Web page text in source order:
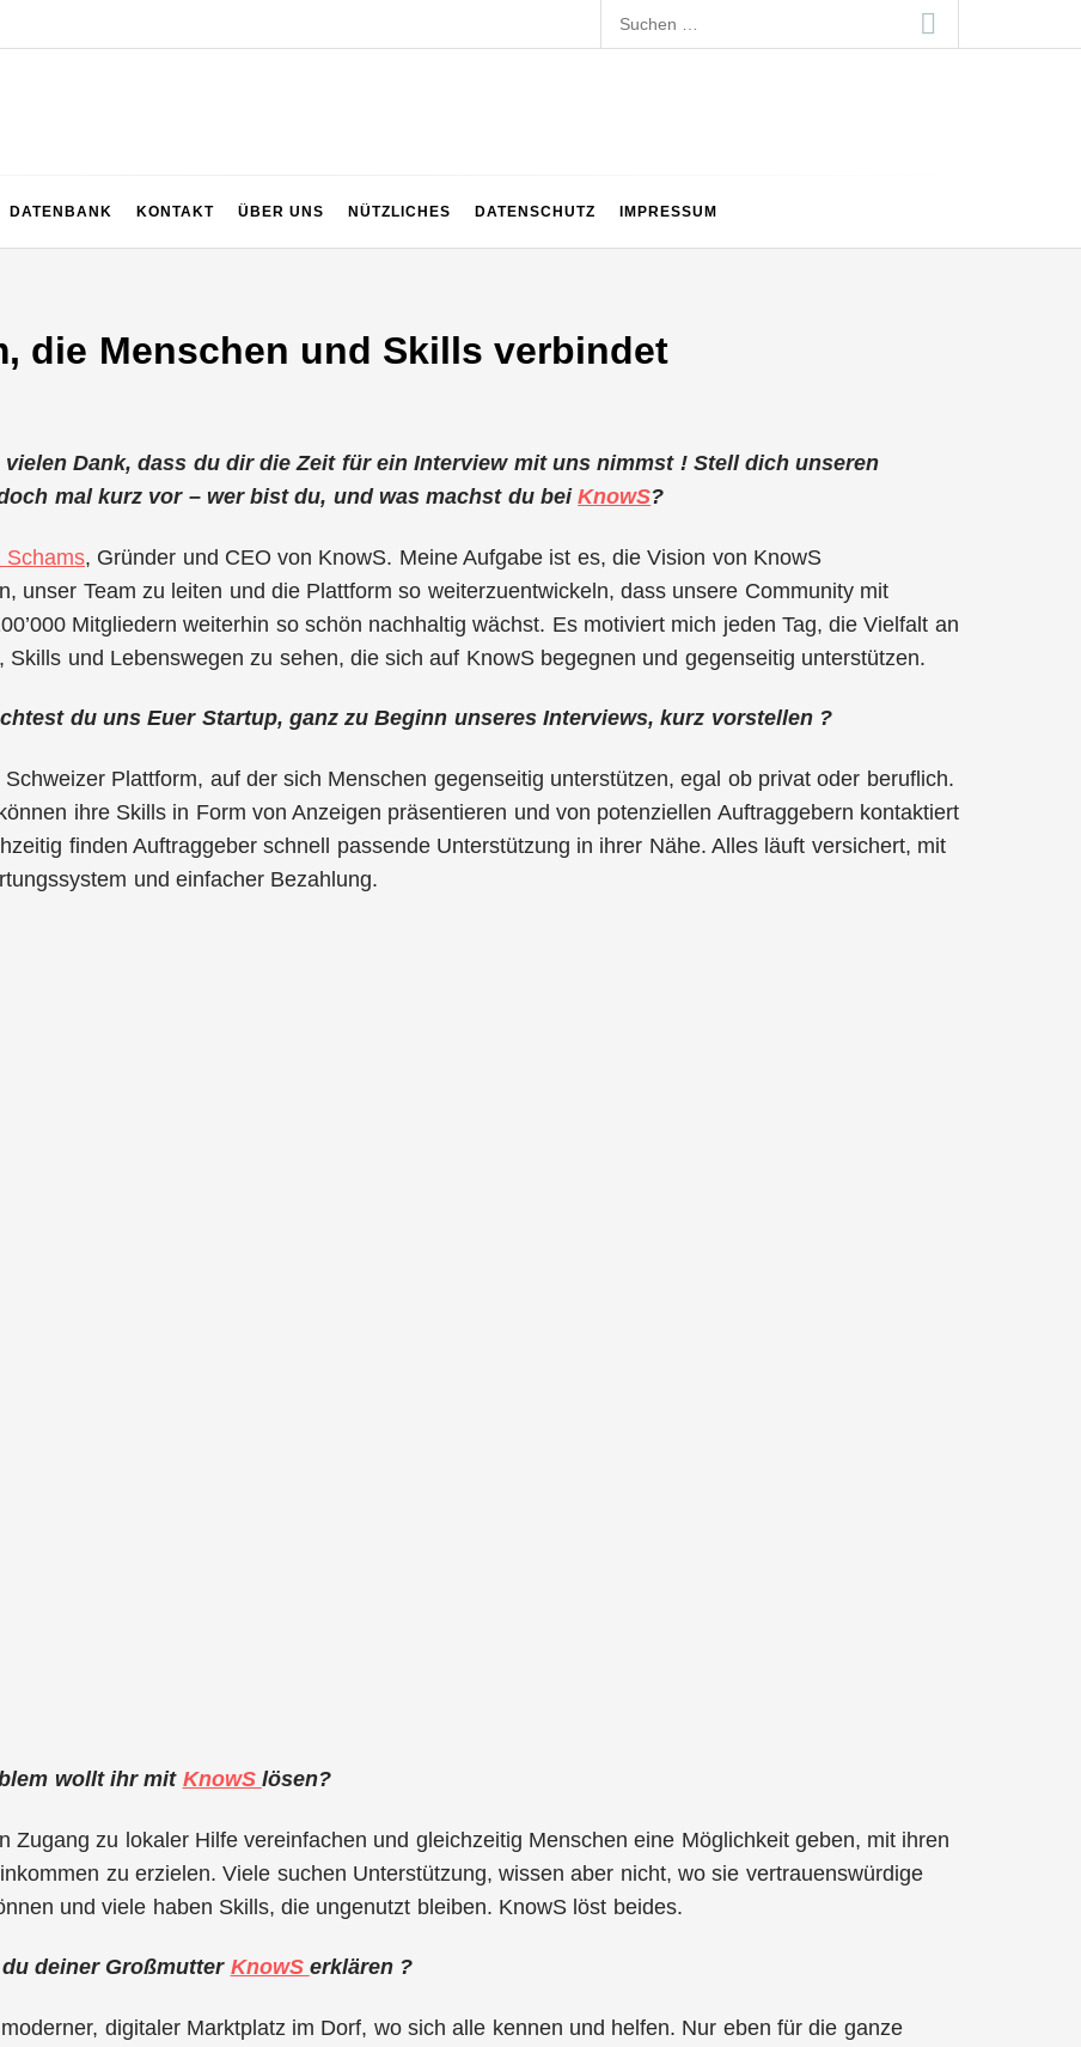
Suchen
nach:
DATENBANK KONTAKT ÜBER UNS NÜTZLICHES DATENSCHUTZ IMPRESSUM
die Menschen und Skills verbindet
vielen Dank, dass du dir die Zeit für ein Interview mit uns nimmst ! Stell dich unseren
mal kurz vor – wer bist du, und was machst du beiKnowS?
Schams, Gründer und CEO von KnowS. Meine Aufgabe ist es, die Vision von KnowS
unser Team zu leiten und die Plattform so weiterzuentwickeln, dass unsere Community mit
Mitgliedern weiterhin so schön nachhaltig wächst. Es motiviert mich jeden Tag, die Vielfalt an
Skills und Lebenswegen zu sehen, die sich auf KnowS begegnen und gegenseitig unterstützen.
du uns Euer Startup, ganz zu Beginn unseres Interviews, kurz vorstellen ?
Schweizer Plattform, auf der sich Menschen gegenseitig unterstützen, egal ob privat oder beruflich.
ihre Skills in Form von Anzeigen präsentieren und von potenziellen Auftraggebern kontaktiert
finden Auftraggeber schnell passende Unterstützung in ihrer Nähe. Alles läuft versichert, mit
und einfacher Bezahlung.
wollt ihr mit KnowS lösen?
Zugang zu lokaler Hilfe vereinfachen und gleichzeitig Menschen eine Möglichkeit geben, mit ihren
zu erzielen. Viele suchen Unterstützung, wissen aber nicht, wo sie vertrauenswürdige
und viele haben Skills, die ungenutzt bleiben. KnowS löst beides.
deiner Großmutter KnowS erklären ?
digitaler Marktplatz im Dorf, wo sich alle kennen und helfen. Nur eben für die ganze